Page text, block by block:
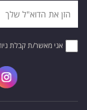
אני מאשר/ת קבלת